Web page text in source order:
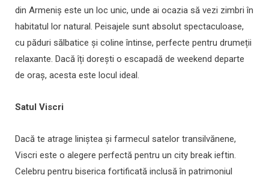
din Armeniș este un loc unic, unde ai ocazia să vezi zimbri în
habitatul lor natural. Peisajele sunt absolut spectaculoase,
cu păduri sălbatice și coline întinse, perfecte pentru drumeții
relaxante. Dacă îți dorești o escapadă de weekend departe
de oraș, acesta este locul ideal.
Satul Viscri
Dacă te atrage liniștea și farmecul satelor transilvănene,
Viscri este o alegere perfectă pentru un city break ieftin.
Celebru pentru biserica fortificată inclusă în patrimoniul